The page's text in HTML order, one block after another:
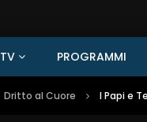
TV PROGRAMMI
Dritto al Cuore I Papi e